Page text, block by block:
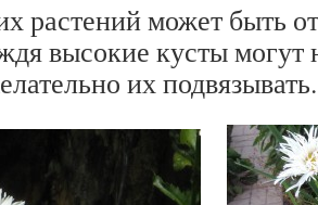
растений может быть
высокие кусты могут
их подвязывать.